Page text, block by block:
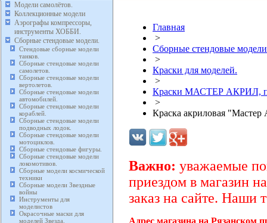
Модели самолётов.
Коллекционные модели
Аэрографы компрессоры,
инструменты ХОББИ.
Сборные стендовые модели.
Стендовые сборные модели
танков.
Сборные стендовые модели
самолетов.
Сборные стендовые модели
вертолетов.
Сборные стендовые модели
автомобилей.
Сборные стендовые модели
кораблей.
Сборные стендовые модели
подводных лодок.
Сборные стендовые модели
мотоциклов.
Сборные стендовые фигуры.
Сборные стендовые модели
локомотивов.
Сборные модели космической
техники
Сборные модели Звездные
войны
Инструменты для
моделистов
Окрасочные маски для
моделей Звезда.
Главная
>
Сборные стендовые
>
Краски для моделей.
>
Краски МАСТЕР АКРИЛ,
>
Краска акриловая "Мастер
Важно: уважаемые
приездом в магазин
заказ на сайте. Наши
Адрес магазина на Рязанском